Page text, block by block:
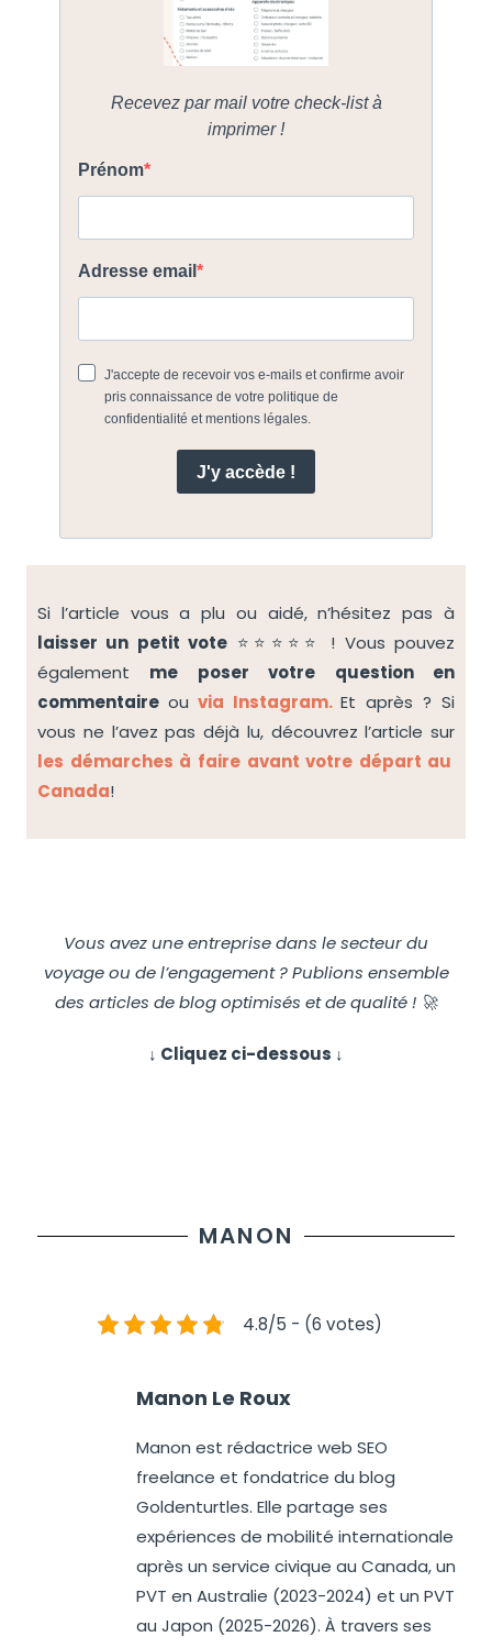
Si l’article vous a plu ou aidé, n’hésitez pas à
laisser un petit vote ⭐⭐⭐⭐⭐ ! Vous pouvez
également me poser votre question en
commentaire ou via Instagram.Et après ? Si
vous ne l’avez pas déjà lu, découvrez l’article sur
les démarches à faire avant votre départ au
Canada!
Vous avez une entreprise dans le secteur du
voyage ou de l’engagement ? Publions ensemble
des articles de blog optimisés et de qualité ! 🚀
↓ Cliquez ci-dessous ↓
MANON
4.8/5 - (6 votes)
Manon Le Roux
Manon est rédactrice web SEO
freelance et fondatrice du blog
Goldenturtles. Elle partage ses
expériences de mobilité internationale
après un service civique au Canada, un
PVT en Australie (2023-2024) et un PVT
au Japon (2025-2026). À travers ses